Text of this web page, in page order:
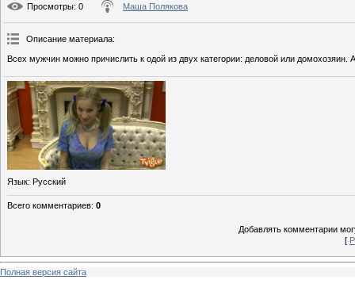
Просмотры: 0 Маша Полякова
Описание материала:
Всех мужчин можно причислить к одой из двух категории: деловой или домохозяин.
Язык: Русский
Всего комментариев: 0
Добавлять комментарии
[
Полная версия сайта